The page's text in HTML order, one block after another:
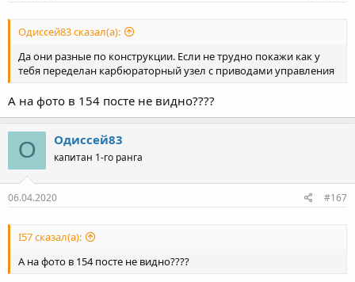
Одиссей83 сказал(а):
Да они разные по конструкции. Если не трудно покажи как у
тебя переделан карбюраторный узел с приводами управления
А на фото в 154 посте не видно????
О Одиссей83
капитан 1-го ранга
06.04.2020 #167
I57 сказал(а):
А на фото в 154 посте не видно????